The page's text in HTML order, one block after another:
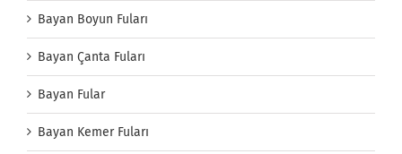
Bayan Boyun Fuları
Bayan Çanta Fuları
Bayan Fular
Bayan Kemer Fuları